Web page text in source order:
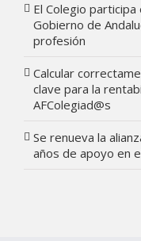
El Colegio
Gobierno de
profesión
Calcular
clave para la
AFColegiad@s
Se renueva la
años de apoyo en